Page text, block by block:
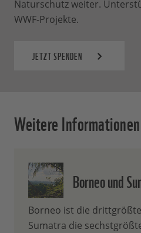
Naturschutz weiter.
WWF-Projekte.
JETZT SPENDEN
Weitere
Borneo und
Borneo ist die
Sumatra die